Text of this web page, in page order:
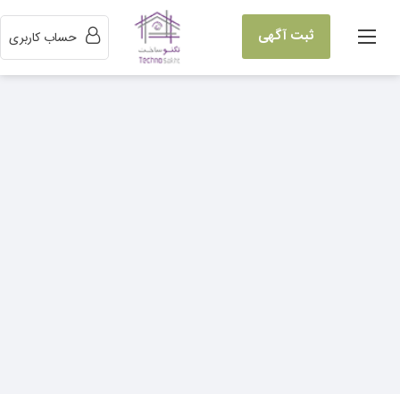
ثبت آگهی حساب کاربری